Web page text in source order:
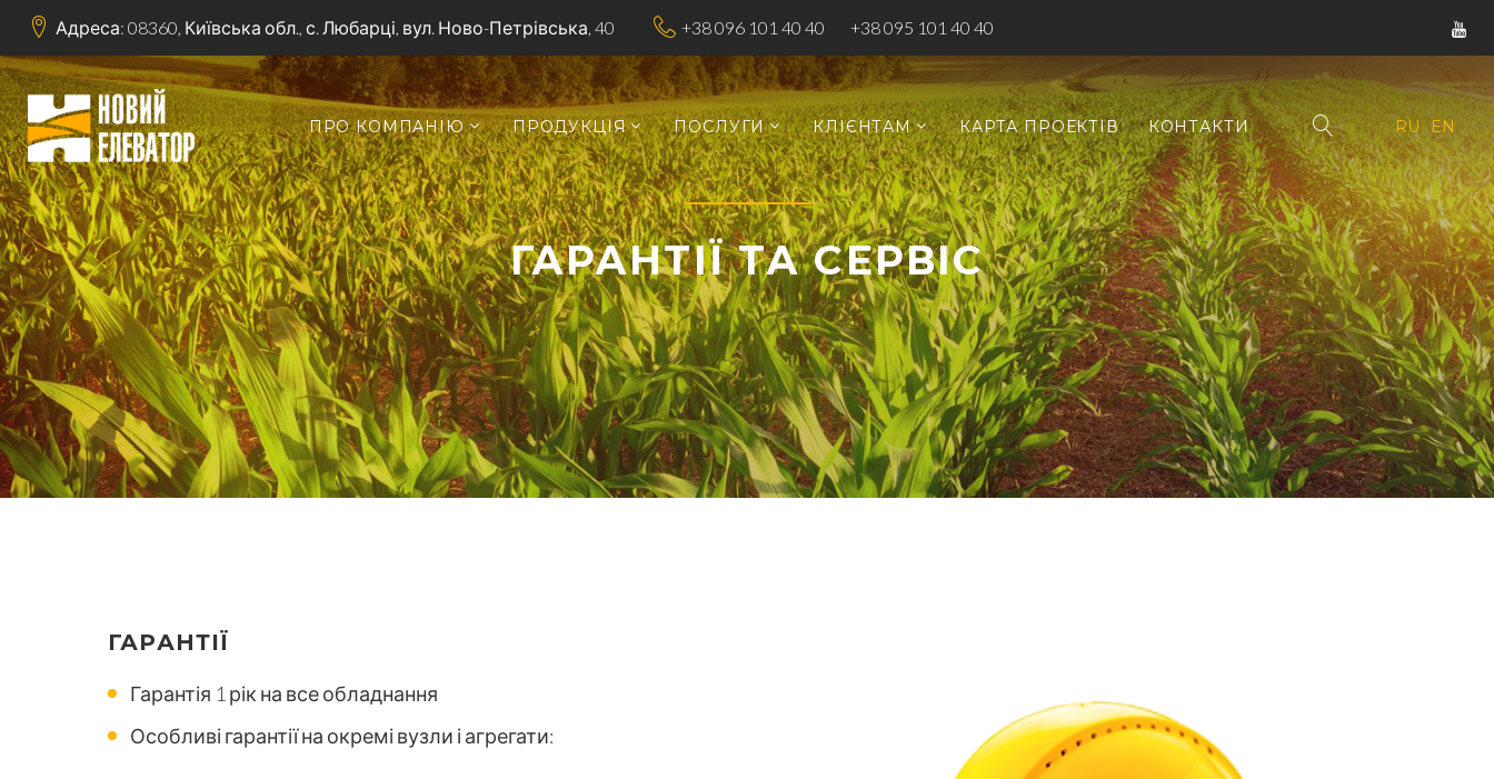
Адреса: 08360, Київська обл., с. Любарці, вул. Ново-Петрівська, 40 +38 096 101 40 40 +38 095 101 40 40
RU EN
ПРО КОМПАНІЮ ПРОДУКЦІЯ ПОСЛУГИ КЛІЄНТАМ КАРТА ПРОЕКТІВ КОНТАКТИ
ГАРАНТІЇ ТА СЕРВІС
ГАРАНТІЇ
Гарантія 1 рік на все обладнання
Особливі гарантії на окремі вузли і агрегати: